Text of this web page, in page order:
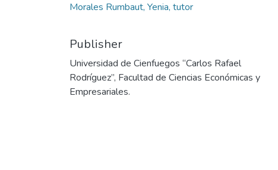
Morales Rumbaut, Yenia, tutor
Publisher
Universidad de Cienfuegos “Carlos Rafael
Rodríguez”, Facultad de Ciencias Económicas y
Empresariales.